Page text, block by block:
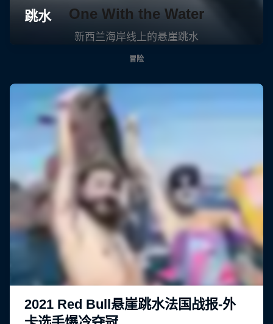
One With the Water
新西兰海岸线上的悬崖跳水
冒险